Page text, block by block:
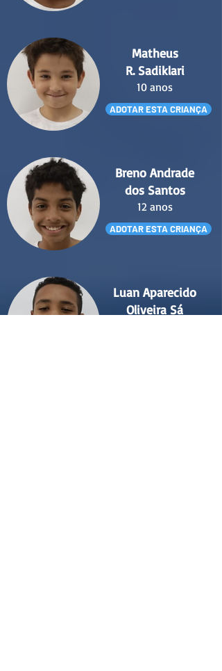
Matheus
R. Sadiklari
10 anos
ADOTAR ESTA CRIANÇA
Breno Andrade
dos Santos
12 anos
ADOTAR ESTA CRIANÇA
Luan Aparecido
Oliveira Sá